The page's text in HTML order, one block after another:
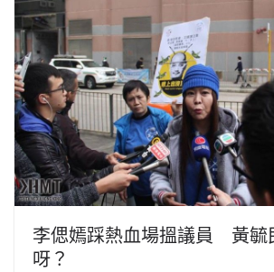
李偲嫣踩熱血場搵議員 黃毓
呀？